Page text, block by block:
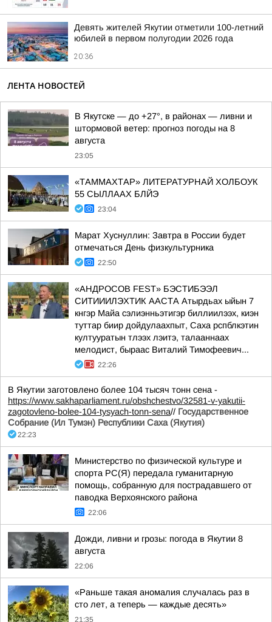
Девять жителей Якутии отметили 100-летний
юбилей в первом полугодии 2026 года
20:36
ЛЕНТА НОВОСТЕЙ
В Якутске — до +27°, в районах — ливни и
штормовой ветер: прогноз погоды на 8
августа
23:05
«ТАММАХТАР» ЛИТЕРАТУРНАЙ ХОЛБОУК
55 СЫЛЛААХ БЛЙЭ
23:04
Марат Хуснуллин: Завтра в России будет
отмечаться День физкультурника
22:50
«АНДРОСОВ FEST» БЭСТИБЭЭЛ
СИТИИИЛЭХТИК ААСТА Атырдьах ыйын 7
кнгэр Майа сэлиэнньэтигэр биллиилээх, киэн
туттар биир дойдулаахпыт, Саха рспблкэтин
култууратын тлээх лэитэ, талааннаах
мелодист, быраас Виталий Тимофеевич...
22:26
В Якутии заготовлено более 104 тысяч тонн сена -
https://www.sakhaparliament.ru/obshchestvo/32581-v-yakutii-
zagotovleno-bolee-104-tysyach-tonn-sena// Государственное
Собрание (Ил Тумэн) Республики Саха (Якутия)
22:23
Министерство по физической культуре и
спорта РС(Я) передала гуманитарную
помощь, собранную для пострадавшего от
паводка Верхоянского района
22:06
Дожди, ливни и грозы: погода в Якутии 8
августа
22:06
«Раньше такая аномалия случалась раз в
сто лет, а теперь — каждые десять»
21:35